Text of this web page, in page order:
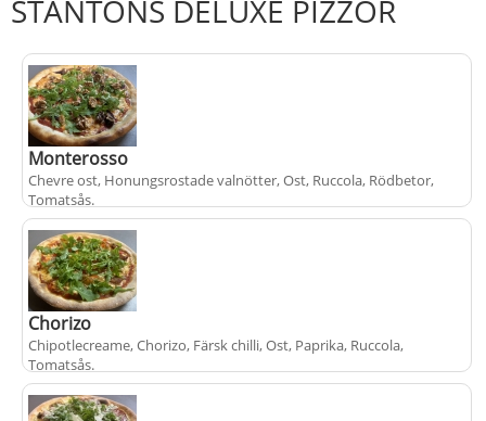
STANTONS DELUXE PIZZOR
Monterosso
Chevre ost, Honungsrostade valnötter, Ost, Ruccola, Rödbetor,
Tomatsås.
+ fr.från125 kr
Chorizo
Chipotlecreame, Chorizo, Färsk chilli, Ost, Paprika, Ruccola,
Tomatsås.